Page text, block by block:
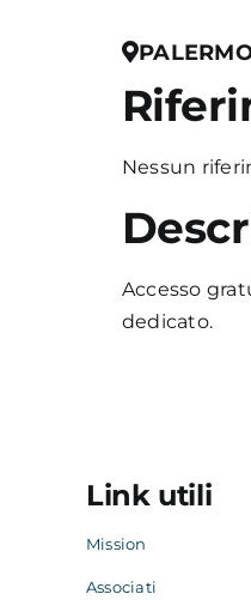
Nessun
Accesso
dedicato.
Link utili
Mission
Associati